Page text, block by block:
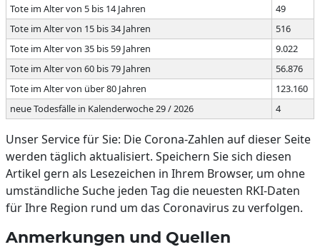
Tote im Alter von 5 bis 14 Jahren
49
Tote im Alter von 15 bis 34 Jahren
516
Tote im Alter von 35 bis 59 Jahren
9.022
Tote im Alter von 60 bis 79 Jahren
56.876
Tote im Alter von über 80 Jahren
123.160
neue Todesfälle in Kalenderwoche 29 / 2026
4
Unser Service für Sie: Die Corona-Zahlen auf dieser Seite
werden täglich aktualisiert. Speichern Sie sich diesen
Artikel gern als Lesezeichen in Ihrem Browser, um ohne
umständliche Suche jeden Tag die neuesten RKI-Daten
für Ihre Region rund um das Coronavirus zu verfolgen.
Anmerkungen und Quellen